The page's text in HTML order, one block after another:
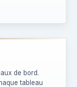
de bord.
tableau